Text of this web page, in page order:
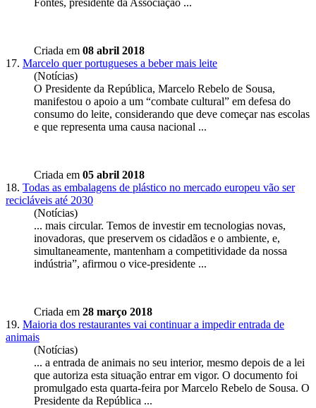
Fontes, presidente da Associação ...
Criada em 08 abril 2018
17. Marcelo quer portugueses a beber mais leite
(Notícias)
O Presidente da República, Marcelo Rebelo de Sousa,
manifestou o apoio a um “combate cultural” em defesa do
consumo do leite, considerando que deve começar nas escolas
e que representa uma causa nacional ...
Criada em 05 abril 2018
18. Todas as embalagens de plástico no mercado europeu vão ser
recicláveis até 2030
(Notícias)
... mais circular. Temos de investir em tecnologias novas,
inovadoras, que preservem os cidadãos e o ambiente, e,
simultaneamente, mantenham a competitividade da nossa
indústria”, afirmou o vice-presidente ...
Criada em 28 março 2018
19. Maioria dos restaurantes vai continuar a impedir entrada de
animais
(Notícias)
... a entrada de animais no seu interior, mesmo depois de a lei
que autoriza esta situação entrar em vigor. O documento foi
promulgado esta quarta-feira por Marcelo Rebelo de Sousa. O
Presidente da República ...